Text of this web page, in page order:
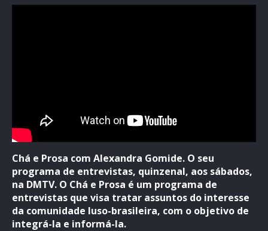
Chá e Prosa com Alexandra Gomide. O seu
programa de entrevistas, quinzenal, aos sábados,
na DMTV. O Chá e Prosa é um programa de
entrevistas que visa tratar assuntos do interesse
da comunidade luso-brasileira, com o objetivo de
integrá-la e informá-la.